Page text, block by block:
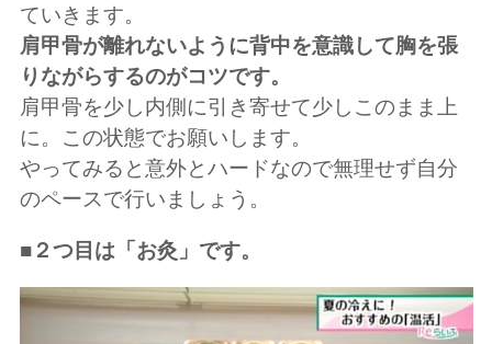
ていきます。
肩甲骨が離れないように背中を意識して胸を張
りながらするのがコツです。
肩甲骨を少し内側に引き寄せて少しこのまま上
に。この状態でお願いします。
やってみると意外とハードなので無理せず自分
のペースで行いましょう。
■２つ目は「お灸」です。